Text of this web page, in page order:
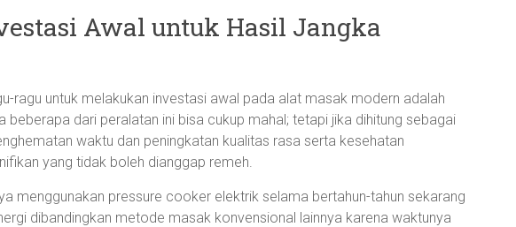
Awal untuk Hasil Jangka
ragu untuk melakukan investasi awal pada alat masak modern adalah
beberapa dari peralatan ini bisa cukup mahal; tetapi jika dihitung sebagai
waktu dan peningkatan kualitas rasa serta kesehatan
yang tidak boleh dianggap remeh.
menggunakan pressure cooker elektrik selama bertahun-tahun sekarang
dibandingkan metode masak konvensional lainnya karena waktunya